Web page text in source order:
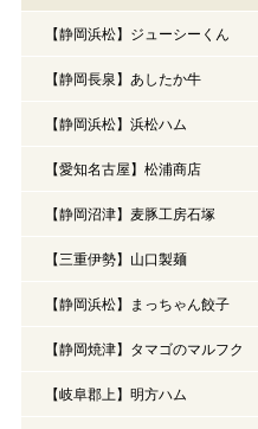
【静岡浜松】ジューシーくん
【静岡長泉】あしたか牛
【静岡浜松】浜松ハム
【愛知名古屋】松浦商店
【静岡沼津】麦豚工房石塚
【三重伊勢】山口製麺
【静岡浜松】まっちゃん餃子
【静岡焼津】タマゴのマルフク
【岐阜郡上】明方ハム